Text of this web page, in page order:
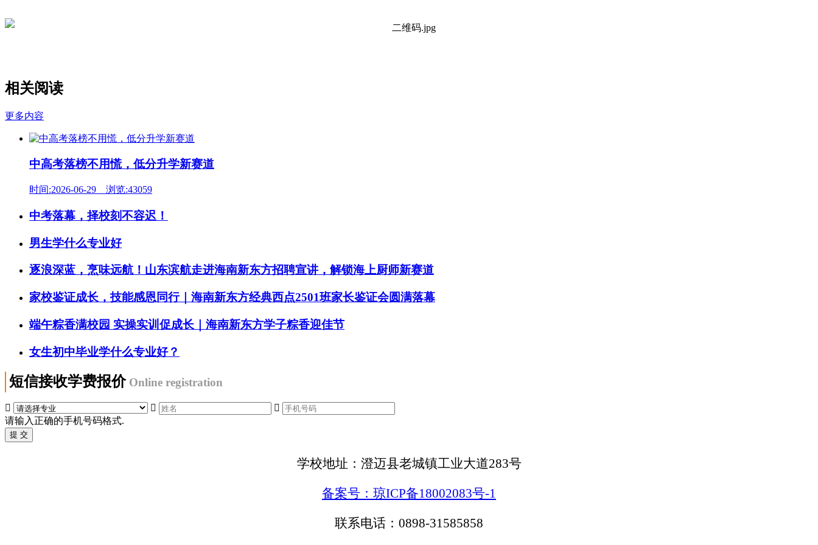
相关阅读
更多内容
中高考落榜不用慌，低分升学新赛道
时间:2026-06-29 浏览:43059
中考落幕，择校刻不容迟！
男生学什么专业好
逐浪深蓝，烹味远航！山东滨航走进海南新东方招聘宣讲，解锁海上厨师新赛道
家校鉴证成长，技能感恩同行｜海南新东方经典西点2501班家长鉴证会圆满落幕
端午粽香满校园 实操实训促成长｜海南新东方学子粽香迎佳节
女生初中毕业学什么专业好？
短信接收学费报价 Online registration
 

请输入正确的手机号码格式.
学校地址：澄迈县老城镇工业大道283号
备案号：琼ICP备18002083号-1
联系电话：0898-31585858